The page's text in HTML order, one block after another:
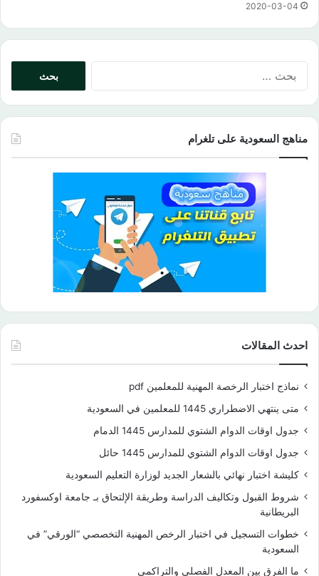
2020-03-04
مناهج السعودية على تلغرام
احدث المقالات
نماذج اختبار الرخصة المهنية للمعلمين pdf
متى ينتهي الاضطراري 1445 للمعلمين في السعودية
جدول اوقات الدوام الشتوي للمدارس 1445 الدمام
جدول اوقات الدوام الشتوي للمدارس 1445 حائل
كليشة اختبار نهائي بالشعار الجديد لوزارة التعليم السعودية
شروط القبول وتكاليف الدراسة وطريقة الإلتحاق بـ جامعة اوكسفورد
البريطانية
خطوات التسجيل في اختبار الرخص المهنية التخصصي “الورقي” في
السعودية
ما الفرق بين المعدل الفصلي والتراكمي